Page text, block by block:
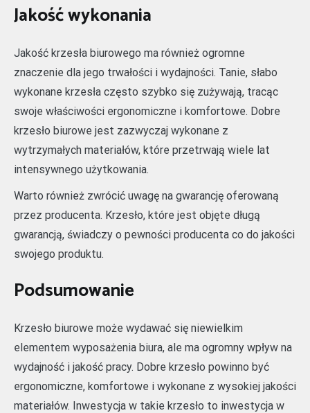
Jakość wykonania
Jakość krzesła biurowego ma również ogromne
znaczenie dla jego trwałości i wydajności. Tanie, słabo
wykonane krzesła często szybko się zużywają, tracąc
swoje właściwości ergonomiczne i komfortowe. Dobre
krzesło biurowe jest zazwyczaj wykonane z
wytrzymałych materiałów, które przetrwają wiele lat
intensywnego użytkowania.
Warto również zwrócić uwagę na gwarancję oferowaną
przez producenta. Krzesło, które jest objęte długą
gwarancją, świadczy o pewności producenta co do jakości
swojego produktu.
Podsumowanie
Krzesło biurowe może wydawać się niewielkim
elementem wyposażenia biura, ale ma ogromny wpływ na
wydajność i jakość pracy. Dobre krzesło powinno być
ergonomiczne, komfortowe i wykonane z wysokiej jakości
materiałów. Inwestycja w takie krzesło to inwestycja w